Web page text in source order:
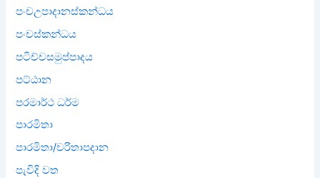
පංචඋපාදානස්කන්ධය
පංචස්කන්ධය
පටිච්චසමුප්පාදය
පට්ඨාන
පරමාර්ථ ධර්ම
පාරමිතා
පාරමිතා/චරිතාපදාන
පැවිදි වත